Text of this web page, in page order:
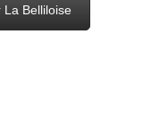
La Belliloise